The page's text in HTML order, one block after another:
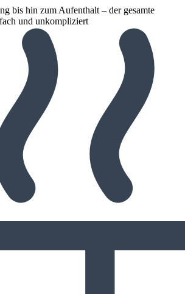
bis hin zum Aufenthalt – der gesamte
und unkompliziert